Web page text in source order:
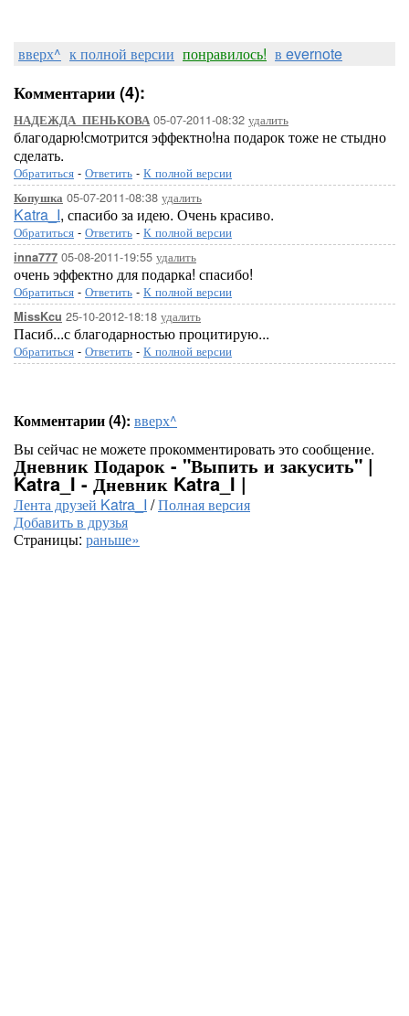
вверх^ к полной версии понравилось! в evernote
Комментарии (4):
НАДЕЖДА_ПЕНЬКОВА 05-07-2011-08:32 удалить
благодарю!смотрится эффектно!на подарок тоже не стыдно
сделать.
Обратиться - Ответить - К полной версии
Копушка 05-07-2011-08:38 удалить
Katra_I, спасибо за идею. Очень красиво.
Обратиться - Ответить - К полной версии
inna777 05-08-2011-19:55 удалить
очень эффектно для подарка! спасибо!
Обратиться - Ответить - К полной версии
MissKcu 25-10-2012-18:18 удалить
Пасиб...с благодарностью процитирую...
Обратиться - Ответить - К полной версии
Комментарии (4): вверх^
Вы сейчас не можете прокомментировать это сообщение.
Дневник Подарок - "Выпить и закусить" |
Katra_I - Дневник Katra_I |
Лента друзей Katra_I /Полная версия
Добавить в друзья
Страницы: раньше»